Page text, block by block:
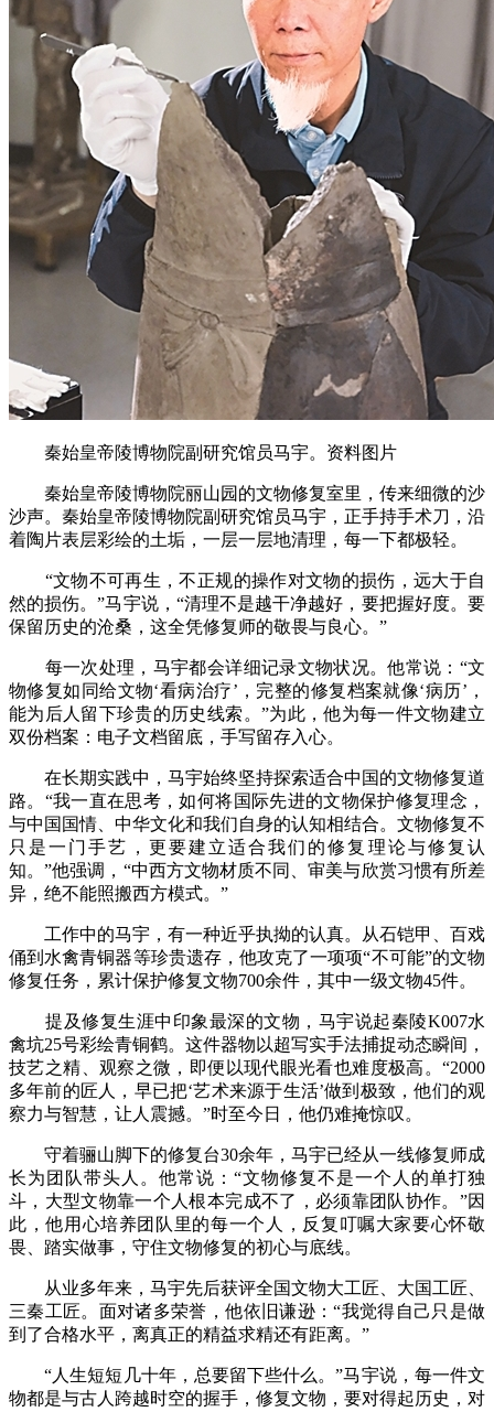
秦始皇帝陵博物院副研究馆员马宇。资料图片
秦始皇帝陵博物院丽山园的文物修复室里，传来细微的沙
沙声。秦始皇帝陵博物院副研究馆员马宇，正手持手术刀，沿
着陶片表层彩绘的土垢，一层一层地清理，每一下都极轻。
“文物不可再生，不正规的操作对文物的损伤，远大于自
然的损伤。”马宇说，“清理不是越干净越好，要把握好度。要
保留历史的沧桑，这全凭修复师的敬畏与良心。”
每一次处理，马宇都会详细记录文物状况。他常说：“文
物修复如同给文物‘看病治疗’，完整的修复档案就像‘病历’，
能为后人留下珍贵的历史线索。”为此，他为每一件文物建立
双份档案：电子文档留底，手写留存入心。
在长期实践中，马宇始终坚持探索适合中国的文物修复道
路。“我一直在思考，如何将国际先进的文物保护修复理念，
与中国国情、中华文化和我们自身的认知相结合。文物修复不
只是一门手艺，更要建立适合我们的修复理论与修复认
知。”他强调，“中西方文物材质不同、审美与欣赏习惯有所差
异，绝不能照搬西方模式。”
工作中的马宇，有一种近乎执拗的认真。从石铠甲、百戏
俑到水禽青铜器等珍贵遗存，他攻克了一项项“不可能”的文物
修复任务，累计保护修复文物700余件，其中一级文物45件。
提及修复生涯中印象最深的文物，马宇说起秦陵K007水
禽坑25号彩绘青铜鹤。这件器物以超写实手法捕捉动态瞬间，
技艺之精、观察之微，即便以现代眼光看也难度极高。“2000
多年前的匠人，早已把‘艺术来源于生活’做到极致，他们的观
察力与智慧，让人震撼。”时至今日，他仍难掩惊叹。
守着骊山脚下的修复台30余年，马宇已经从一线修复师成
长为团队带头人。他常说：“文物修复不是一个人的单打独
斗，大型文物靠一个人根本完成不了，必须靠团队协作。”因
此，他用心培养团队里的每一个人，反复叮嘱大家要心怀敬
畏、踏实做事，守住文物修复的初心与底线。
从业多年来，马宇先后获评全国文物大工匠、大国工匠、
三秦工匠。面对诸多荣誉，他依旧谦逊：“我觉得自己只是做
到了合格水平，离真正的精益求精还有距离。”
“人生短短几十年，总要留下些什么。”马宇说，每一件文
物都是与古人跨越时空的握手，修复文物，要对得起历史，对